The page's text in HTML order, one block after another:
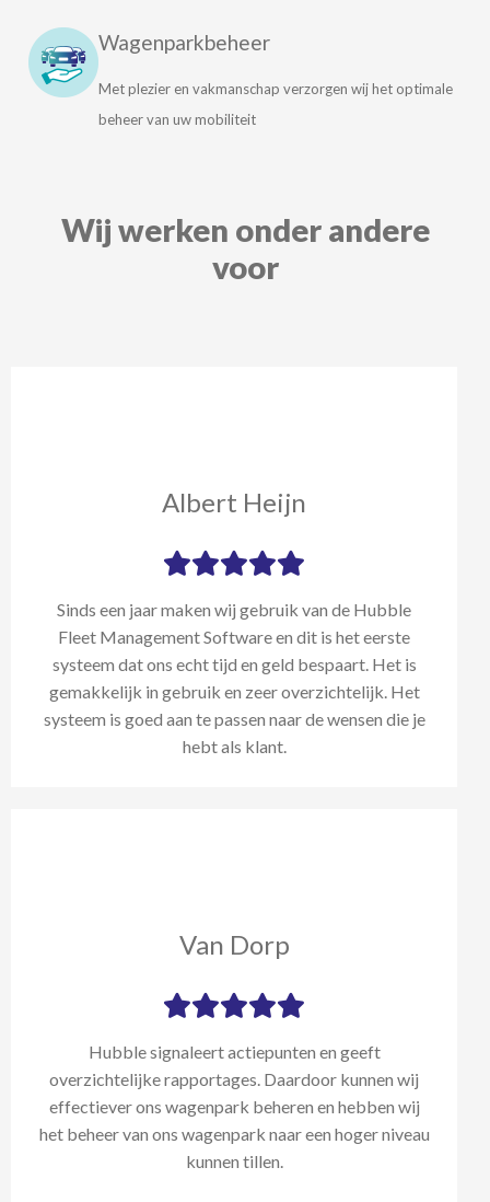
Wagenparkbeheer
Met plezier en vakmanschap verzorgen wij het optimale
beheer van uw mobiliteit
Wagenparkbeheer
Wij werken onder andere
voor
Albert Heijn
Sinds een jaar maken wij gebruik van de Hubble
Fleet Management Software en dit is het eerste
systeem dat ons echt tijd en geld bespaart. Het is
gemakkelijk in gebruik en zeer overzichtelijk. Het
systeem is goed aan te passen naar de wensen die je
hebt als klant.
Van Dorp
Hubble signaleert actiepunten en geeft
overzichtelijke rapportages. Daardoor kunnen wij
effectiever ons wagenpark beheren en hebben wij
het beheer van ons wagenpark naar een hoger niveau
kunnen tillen.